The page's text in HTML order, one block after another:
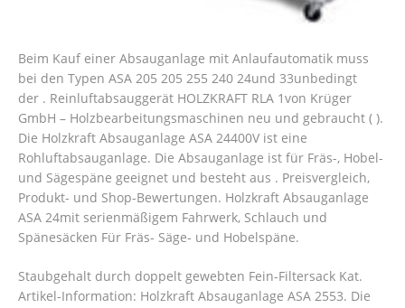
Beim Kauf einer Absauganlage mit Anlaufautomatik muss
bei den Typen ASA 205 205 255 240 24und 33unbedingt
der . Reinluftabsauggerät HOLZKRAFT RLA 1von Krüger
GmbH – Holzbearbeitungsmaschinen neu und gebraucht ( ).
Die Holzkraft Absauganlage ASA 24400V ist eine
Rohluftabsauganlage. Die Absauganlage ist für Fräs-, Hobel-
und Sägespäne geeignet und besteht aus . Preisvergleich,
Produkt- und Shop-Bewertungen. Holzkraft Absauganlage
ASA 24mit serienmäßigem Fahrwerk, Schlauch und
Spänesäcken Für Fräs- Säge- und Hobelspäne.
Staubgehalt durch doppelt gewebten Fein-Filtersack Kat.
Artikel-Information: Holzkraft Absauganlage ASA 2553. Die